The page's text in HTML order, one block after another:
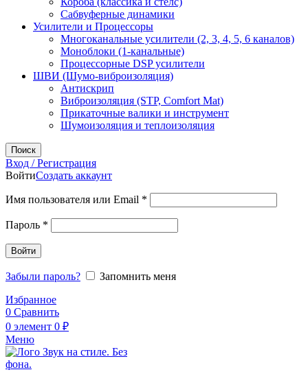
Сабвуферные динамики
Усилители и Процессоры
Многоканальные усилители (2, 3, 4, 5, 6 каналов)
Моноблоки (1-канальные)
Процессорные DSP усилители
ШВИ (Шумо-виброизоляция)
Антискрип
Виброизоляция (STP, Comfort Mat)
Прикаточные валики и инструмент
Шумоизоляция и теплоизоляция
Поиск
Вход / Регистрация
ВойтиСоздать аккаунт
Имя пользователя или Email *
Пароль *
Войти
Забыли пароль?
Запомнить меня
Избранное
0 Сравнить
0 элемент 0 ₽
Меню